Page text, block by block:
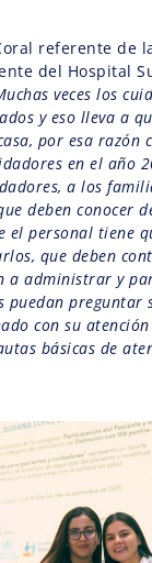
referente de
del Hospital
veces los
y eso lleva a
por esa razón
en el año
a los
deben conocer
el personal tiene
que deben
a administrar y
preguntar
con su
básicas de